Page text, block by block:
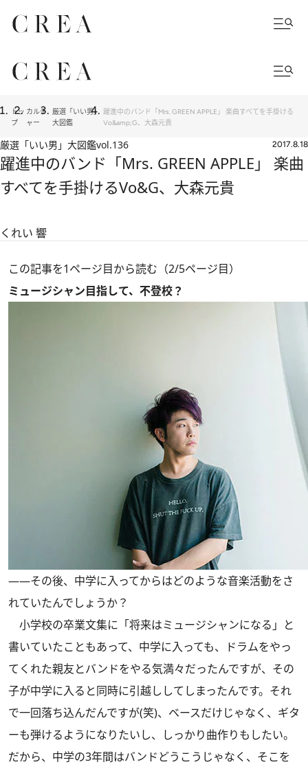
トッ
プ
カルチ
ャー
厳選「いい男」
大図鑑
躍進中のバンド「Mrs. GREEN APPLE」 楽曲すべてを手掛ける
Vo&amp;G、大森元貴
厳選「いい男」大図鑑vol.136 2017.8.18
躍進中のバンド「Mrs. GREEN APPLE」 楽曲
すべてを手掛けるVo&G、大森元貴
くれい 響
この記事を1ページ目から読む（2/5ページ目）
ミュージシャン目指して、不登校？
――その後、中学に入ってからはどのような音楽活動をさ
れていたんでしょうか？
小学校の卒業文集に「将来はミュージシャンになる」と
書いていたこともあって、中学に入っても、ドラムをやっ
てくれた親友とバンドをやる気満々だったんですが、その
子が中学に入ると同時に引越ししてしまったんです。それ
で一回落ち込んだんですが(笑)、ベースだけじゃなく、ギタ
ーも弾けるようになりたいし、しっかり曲作りもしたい。
だから、中学の3年間はバンドどうこうじゃなく、そこを